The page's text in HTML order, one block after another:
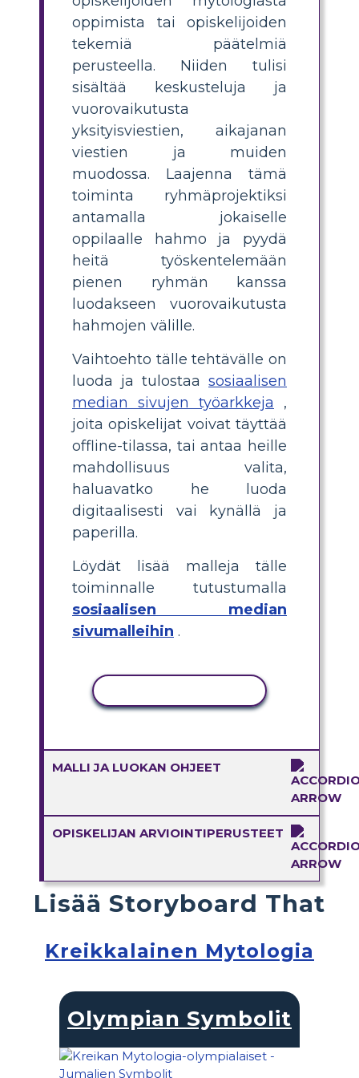
oppimista tai opiskelijoiden
tekemiä päätelmiä
perusteella. Niiden tulisi
sisältää keskusteluja ja
vuorovaikutusta
yksityisviestien, aikajanan
viestien ja muiden
muodossa. Laajenna tämä
toiminta ryhmäprojektiksi
antamalla jokaiselle
oppilaalle hahmo ja pyydä
heitä työskentelemään
pienen ryhmän kanssa
luodakseen vuorovaikutusta
hahmojen välille.
Vaihtoehto tälle tehtävälle on
luoda ja tulostaa sosiaalisen
median sivujen työarkkeja ,
joita opiskelijat voivat täyttää
offline-tilassa, tai antaa heille
mahdollisuus valita,
haluavatko he luoda
digitaalisesti vai kynällä ja
paperilla.
Löydät lisää malleja tälle
toiminnalle tutustumalla
sosiaalisen median
sivumalleihin .
MALLI JA LUOKAN OHJEET
OPISKELIJAN ARVIOINTIPERUSTEET
Lisää Storyboard That
Kreikkalainen Mytologia
Olympian Symbolit